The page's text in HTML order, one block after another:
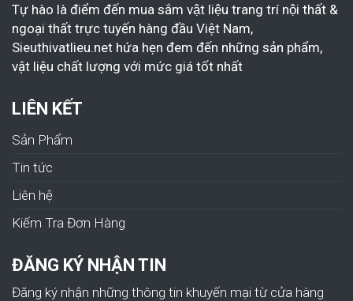
Tự hào là điểm đến mua sắm vật liệu trang trí nội thất &
ngoại thất trực tuyến hàng đầu Việt Nam,
Sieuthivatlieu.net hứa hẹn đem đến những sản phẩm,
vật liệu chất lượng với mức giá tốt nhất
LIÊN KẾT
Sản Phẩm
Tin tức
Liên hệ
Kiếm Tra Đơn Hàng
ĐĂNG KÝ NHẬN TIN
Đăng ký nhận những thông tin khuyến mại từ cửa hàng